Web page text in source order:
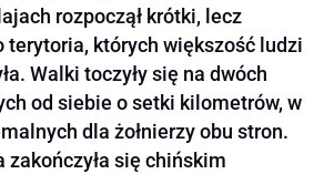
rozpoczął krótki, lecz
terytoria, których większość ludzi
Walki toczyły się na dwóch
od siebie o setki kilometrów, w
dla żołnierzy obu stron.
się chińskim